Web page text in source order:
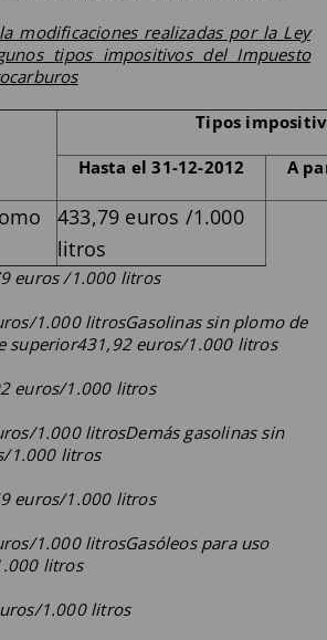
modificaciones realizadas por la Ley
tipos impositivos del Impuesto
Tipos
Hasta el 31-12-2012 A
433,79 euros /1.000
litros
euros /1.000 litros
1.000 litrosGasolinas sin plomo de
superior431,92 euros/1.000 litros
euros/1.000 litros
1.000 litrosDemás gasolinas sin
1.000 litros
euros/1.000 litros
1.000 litrosGasóleos para uso
litros
1.000 litros